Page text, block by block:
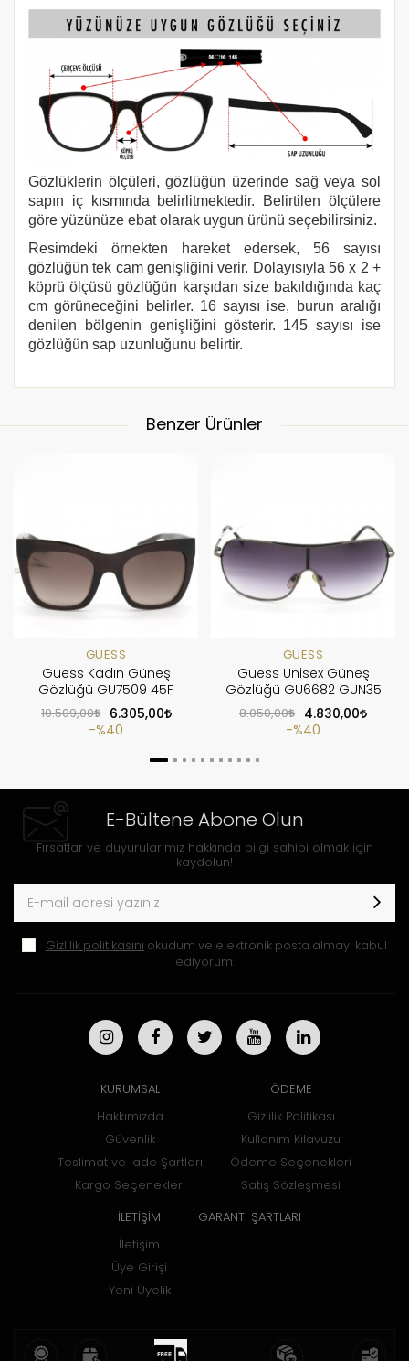
Gözlüklerin ölçüleri, gözlüğün üzerinde sağ veya sol
sapın iç kısmında belirlitmektedir. Belirtilen ölçülere
göre yüzünüze ebat olarak uygun ürünü seçebilirsiniz.
Resimdeki örnekten hareket edersek, 56 sayısı
gözlüğün tek cam genişliğini verir. Dolayısıyla 56 x 2 +
köprü ölçüsü gözlüğün karşıdan size bakıldığında kaç
cm görüneceğini belirler. 16 sayısı ise, burun aralığı
denilen bölgenin genişliğini gösterir. 145 sayısı ise
gözlüğün sap uzunluğunu belirtir.
Benzer Ürünler
GUESS
Guess Kadın Güneş
Gözlüğü GU7509 45F
10.509,00
6.305,00
%40
GUESS
Guess Unisex Güneş
Gözlüğü GU6682 GUN35
8.050,00
4.830,00
%40
E-Bültene Abone Olun
Fırsatlar ve duyurularımız hakkında bilgi sahibi olmak için
kaydolun!
Gizlilik politikasını okudum ve elektronik posta almayı kabul
ediyorum.
KURUMSAL
Hakkımızda
Güvenlik
Teslimat ve İade Şartları
Kargo Seçenekleri
ÖDEME
Gizlilik Politikası
Kullanım Kılavuzu
Ödeme Seçenekleri
Satış Sözleşmesi
İLETİŞİM
İletişim
Üye Girişi
Yeni Üyelik
GARANTİ ŞARTLARI